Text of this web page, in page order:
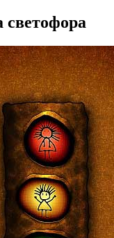
светофора